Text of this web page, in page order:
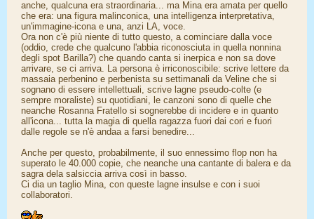
anche, qualcuna era straordinaria... ma Mina era amata per quello
che era: una figura malinconica, una intelligenza interpretativa,
un'immagine-icona e una, anzi LA, voce.
Ora non c'è più niente di tutto questo, a cominciare dalla voce
(oddio, crede che qualcuno l'abbia riconosciuta in quella nonnina
degli spot Barilla?) che quando canta si inerpica e non sa dove
arrivare, se ci arriva. La persona è irriconoscibile: scrive lettere da
massaia perbenino e perbenista su settimanali da Veline che si
sognano di essere intellettuali, scrive lagne pseudo-colte (e
sempre moraliste) su quotidiani, le canzoni sono di quelle che
neanche Rosanna Fratello si sognerebbe di incidere e in quanto
all'icona... tutta la magia di quella ragazza fuori dai cori e fuori
dalle regole se n'è andaa a farsi benedire...
Anche per questo, probabilmente, il suo ennessimo flop non ha
superato le 40.000 copie, che neanche una cantante di balera e da
sagra dela salsiccia arriva così in basso.
Ci dia un taglio Mina, con queste lagne insulse e con i suoi
collaboratori.